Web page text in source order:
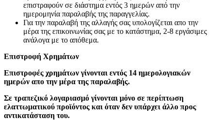
επιστραφούν σε διάστημα εντός 3 ημερών από την
ημερομηνία παραλαβής της παραγγελίας.
Για την παραλαβή της αλλαγής σας υπολογίζεται απο την
μέρα της επικοινωνίας σας με το κατάστημα, 2-8 εργάσιμες
ανάλογα με το απόθεμα.
Επιστροφή Χρημάτων
Επιστροφές χρημάτων γίνονται εντός 14 ημερολογιακών
ημερών απο την μέρα της παραλαβής.
Σε τραπεζικό λογαριασμό γίνονται μόνο σε περίπτωση
ελαττωματικού προϊόντος και όταν δεν υπάρχει άλλο προς
αντικατάσταση του.